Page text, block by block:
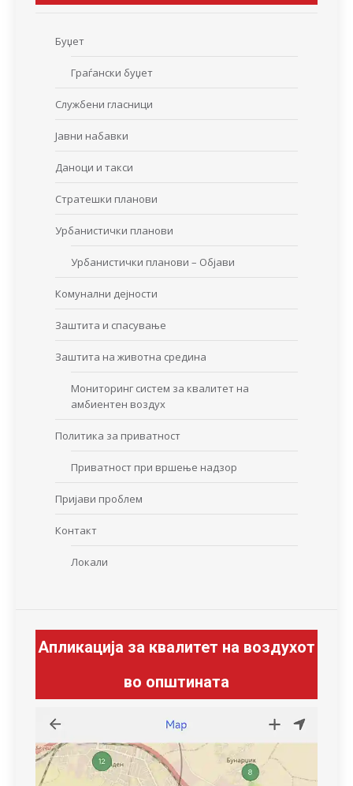
Буџет
Граѓански буџет
Службени гласници
Јавни набавки
Даноци и такси
Стратешки планови
Урбанистички планови
Урбанистички планови – Објави
Комунални дејности
Заштита и спасување
Заштита на животна средина
Мониторинг систем за квалитет на
амбиентен воздух
Политика за приватност
Приватност при вршење надзор
Пријави проблем
Контакт
Локали
Апликација за квалитет на воздухот
во општината